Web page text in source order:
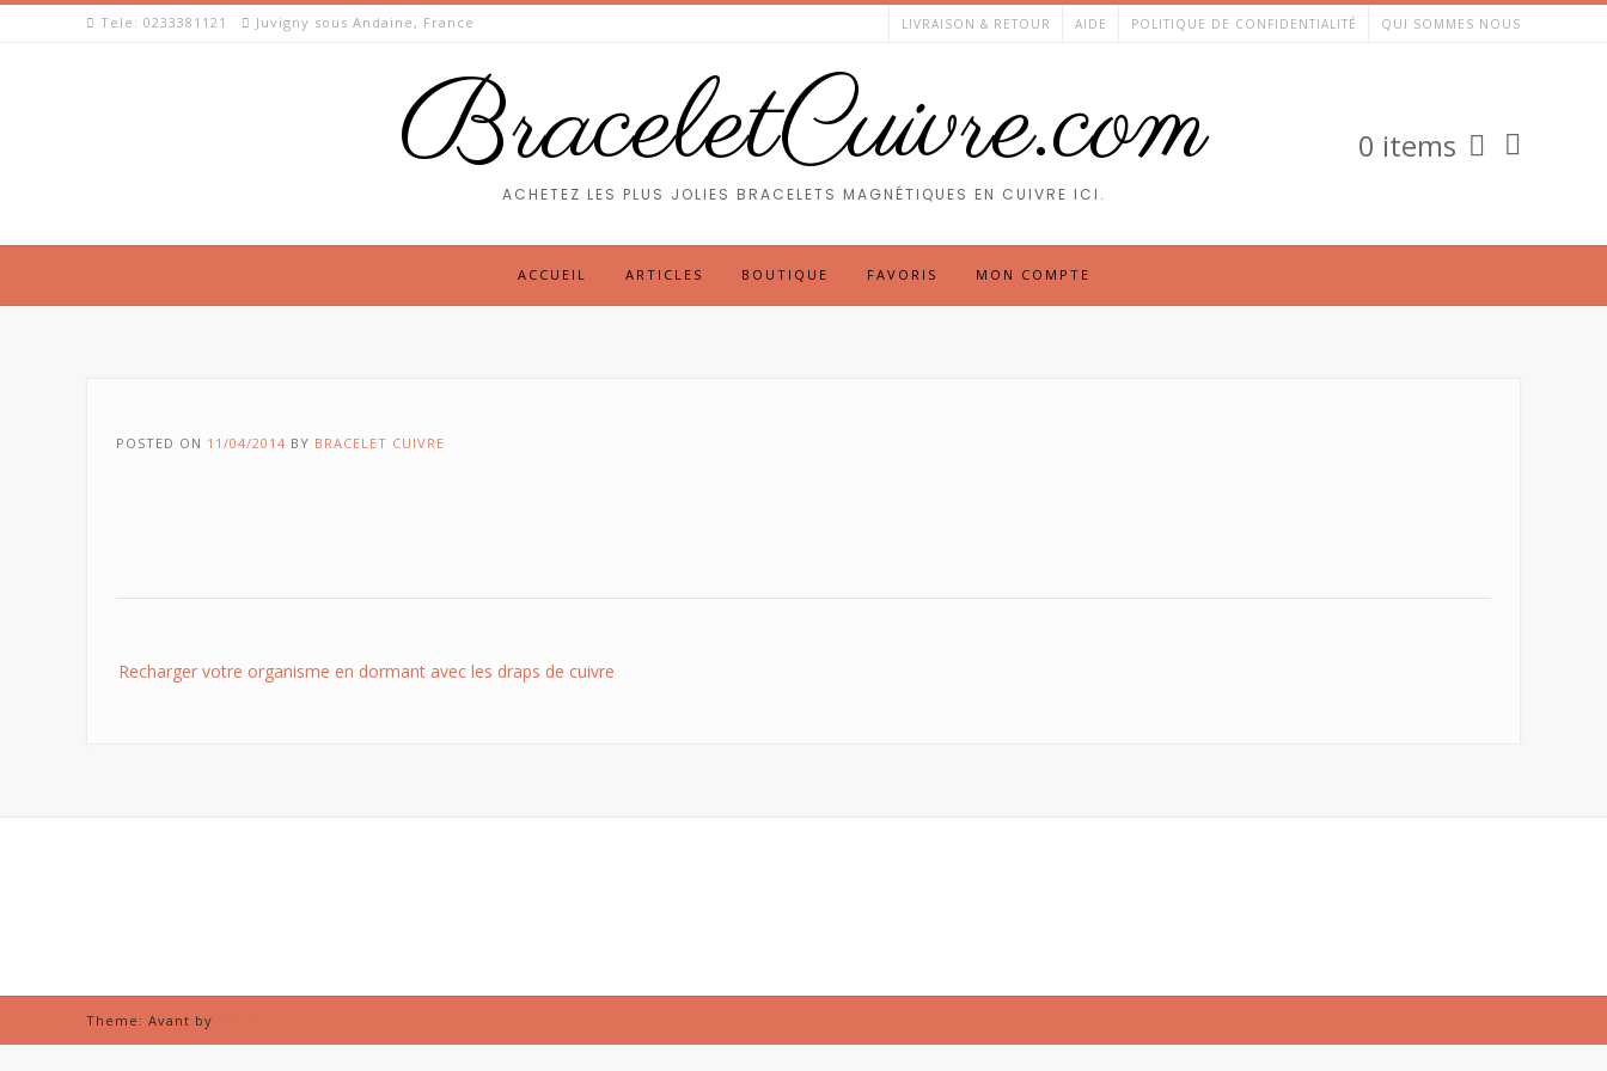
Skip
Tele: 0233381121 Juvigny sous Andaine, France LIVRAISON & RETOUR AIDE POLITIQUE DE CONFIDENTIALITÉ QUI SOMMES NOUS
BraceletCuivre.com
ACHETEZ LES PLUS JOLIES BRACELETS MAGNÉTIQUES EN CUIVRE ICI.
0 items
ACCUEIL ARTICLES BOUTIQUE FAVORIS MON COMPTE
POSTED ON 11/04/2014 BY BRACELET CUIVRE
navigation
Recharger votre organisme en dormant avec les draps de cuivre
Theme: Avant by